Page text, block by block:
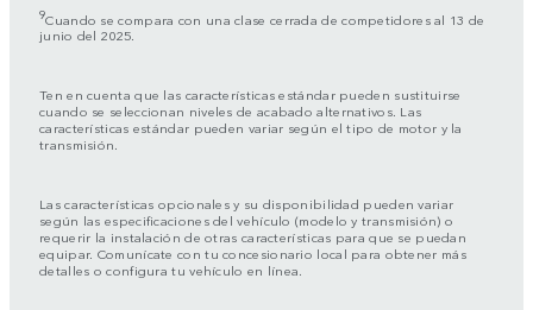
9Cuando se compara con una clase cerrada de competidores al 13 de
junio del 2025.
Ten en cuenta que las características estándar pueden sustituirse
cuando se seleccionan niveles de acabado alternativos. Las
características estándar pueden variar según el tipo de motor y la
transmisión.
Las características opcionales y su disponibilidad pueden variar
según las especificaciones del vehículo (modelo y transmisión) o
requerir la instalación de otras características para que se puedan
equipar. Comunícate con tu concesionario local para obtener más
detalles o configura tu vehículo en línea.